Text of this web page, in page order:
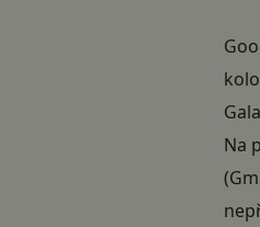
Na